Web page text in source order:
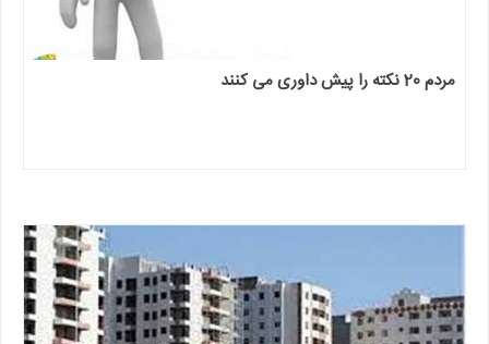
مردم 20 نکته را پیش داوری می کنند